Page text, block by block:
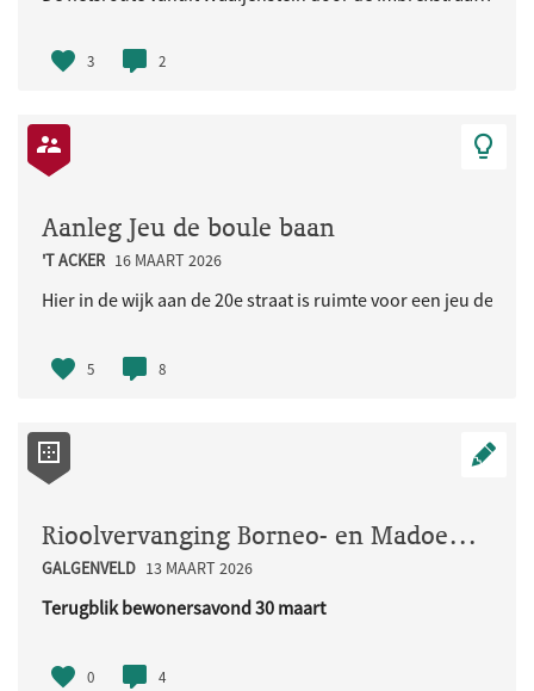
3 2
Aanleg Jeu de boule baan
'T ACKER 16 MAART 2026
Hier in de wijk aan de 20e straat is ruimte voor een jeu de
5 8
Rioolvervanging Borneo- en Madoerastraat
GALGENVELD 13 MAART 2026
Terugblik bewonersavond 30 maart
0 4